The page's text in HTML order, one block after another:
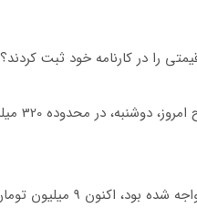
را در کارنامه خود ثبت کردند؟
تیبا